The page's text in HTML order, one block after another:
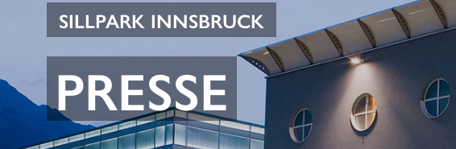
SILLPARK INNSBRUCK
PRESSE